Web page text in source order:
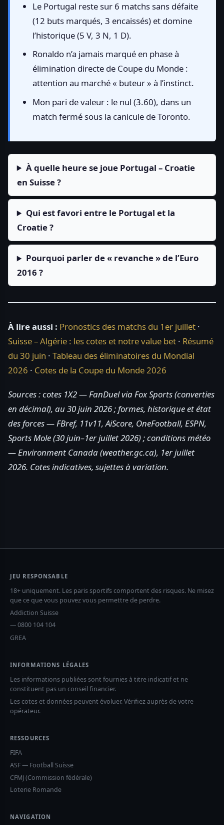
Le Portugal reste sur 6 matchs sans défaite
(12 buts marqués, 3 encaissés) et domine
l’historique (5 V, 3 N, 1 D).
Ronaldo n’a jamais marqué en phase à
élimination directe de Coupe du Monde :
attention au marché « buteur » à l’instinct.
Mon pari de valeur : le nul (3.60), dans un
match fermé sous la canicule de Toronto.
À quelle heure se joue Portugal – Croatie
en Suisse ?
Qui est favori entre le Portugal et la
Croatie ?
Pourquoi parler de « revanche » de l’Euro
2016 ?
À lire aussi : Pronostics des matchs du 1er juillet ·
Suisse – Algérie : les cotes et notre value bet · Résumé
du 30 juin · Tableau des éliminatoires du Mondial
2026 · Cotes de la Coupe du Monde 2026
Sources : cotes 1X2 — FanDuel via Fox Sports (converties
en décimal), au 30 juin 2026 ; formes, historique et état
des forces — FBref, 11v11, AiScore, OneFootball, ESPN,
Sports Mole (30 juin–1er juillet 2026) ; conditions météo
— Environment Canada (weather.gc.ca), 1er juillet
2026. Cotes indicatives, sujettes à variation.
JEU RESPONSABLE
18+ uniquement. Les paris sportifs comportent des risques. Ne misez
que ce que vous pouvez vous permettre de perdre.
Addiction Suisse
— 0800 104 104
GREA
INFORMATIONS LÉGALES
Les informations publiées sont fournies à titre indicatif et ne
constituent pas un conseil financier.
Les cotes et données peuvent évoluer. Vérifiez auprès de votre
opérateur.
RESSOURCES
FIFA
ASF — Football Suisse
CFMJ (Commission fédérale)
Loterie Romande
NAVIGATION